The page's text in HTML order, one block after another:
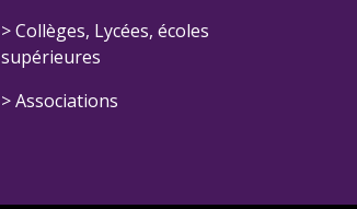
>Collèges, Lycées, écoles
supérieures
>Associations